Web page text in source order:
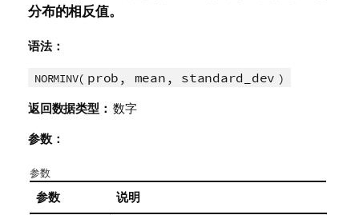
分布的相反值。
语法：
NORMINV( prob, mean, standard_dev )
返回数据类型： 数字
参数：
参数
参数 说明